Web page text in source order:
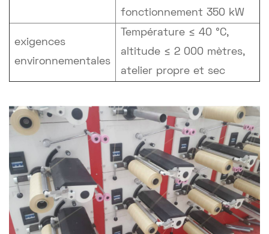
fonctionnement 350 kW
exigences
environnementales
Température ≤ 40 °C,
altitude ≤ 2 000 mètres,
atelier propre et sec